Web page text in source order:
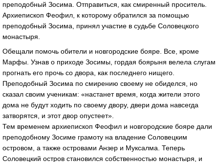
преподобный Зосима. Отправиться, как смиренный проситель.
Архиепископ Феофил, к которому обратился за помощью
преподобный Зосима, принял участие в судьбе Соловецкого
монастыря.
Обещали помочь обители и новгородские бояре. Все, кроме
Марфы. Узнав о приходе Зосимы, гордая боярыня велела слугам
прогнать его прочь со двора, как последнего нищего.
Преподобный Зосима по смирению своему не обиделся, но
сказал своим ученикам: «настанет время, когда жители этого
дома не будут ходить по своему двору, двери дома навсегда
затворятся, и этот двор опустеет».
Тем временем архиепископ Феофил и новгородские бояре дали
преподобному Зосиме грамоту на владение Соловецким
островом, а также островами Анзер и Муксалма. Теперь
Соловецкий остров становился собственностью монастыря, и